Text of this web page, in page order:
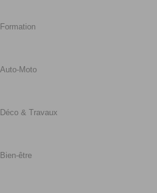
Formation
Auto-Moto
Déco & Travaux
Bien-être